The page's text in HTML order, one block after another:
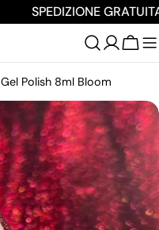
SPEDIZIONE
Gel Polish 8ml Bloom